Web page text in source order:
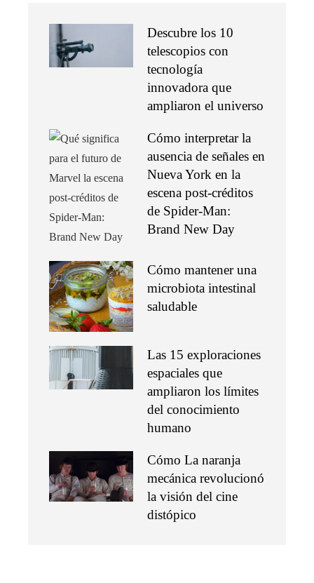
Descubre los 10
telescopios con
tecnología
innovadora que
ampliaron el universo
Cómo interpretar la
ausencia de señales en
Nueva York en la
escena post-créditos
de Spider-Man:
Brand New Day
Cómo mantener una
microbiota intestinal
saludable
Las 15 exploraciones
espaciales que
ampliaron los límites
del conocimiento
humano
Cómo La naranja
mecánica revolucionó
la visión del cine
distópico